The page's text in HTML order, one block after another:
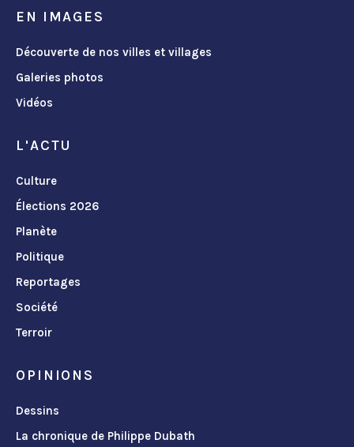
EN IMAGES
Découverte de nos villes et villages
Galeries photos
Vidéos
L'ACTU
Culture
Élections 2026
Planète
Politique
Reportages
Société
Terroir
OPINIONS
Dessins
La chronique de Philippe Dubath